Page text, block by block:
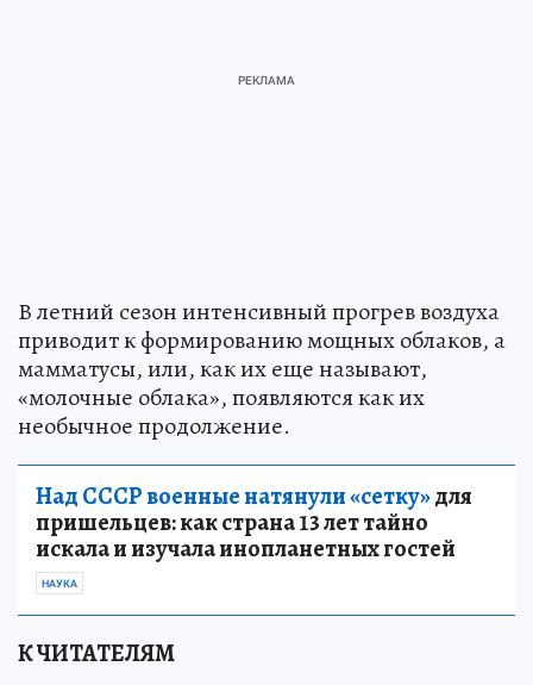
В летний сезон интенсивный прогрев воздуха
приводит к формированию мощных облаков, а
мамматусы, или, как их еще называют,
«молочные облака», появляются как их
необычное продолжение.
Над СССР военные натянули «сетку»для
пришельцев: как страна 13 лет тайно
искала и изучала инопланетных гостей
НАУКА
К ЧИТАТЕЛЯМ